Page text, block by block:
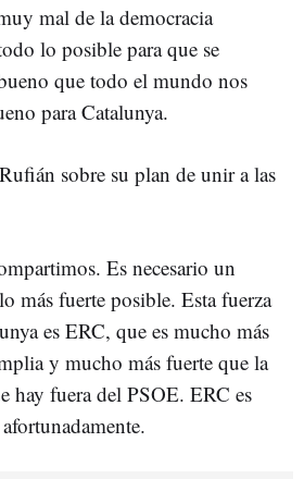
mal de la democracia
lo posible para que se
que todo el mundo nos
para Catalunya.
sobre su plan de unir a las
Es necesario un
más fuerte posible. Esta fuerza
es ERC, que es mucho más
y mucho más fuerte que la
hay fuera del PSOE. ERC es